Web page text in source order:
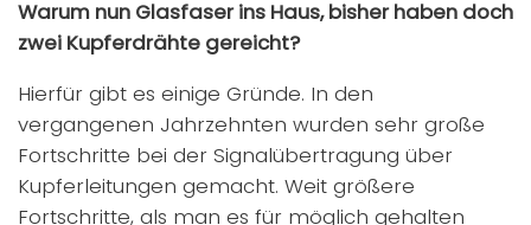
Warum nun Glasfaser ins Haus, bisher haben doch
zwei Kupferdrähte gereicht?
Hierfür gibt es einige Gründe. In den
vergangenen Jahrzehnten wurden sehr große
Fortschritte bei der Signalübertragung über
Kupferleitungen gemacht. Weit größere
Fortschritte, als man es für möglich gehalten